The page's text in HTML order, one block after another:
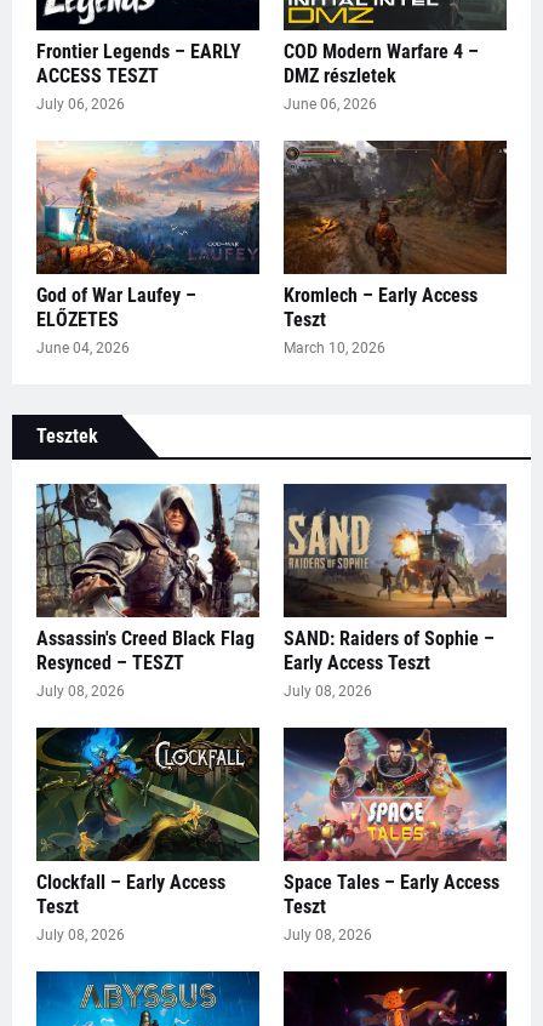
Frontier Legends – EARLY
ACCESS TESZT
July 06, 2026
COD Modern Warfare 4 –
DMZ részletek
June 06, 2026
God of War Laufey –
ELŐZETES
June 04, 2026
Kromlech – Early Access
Teszt
March 10, 2026
Tesztek
Assassin's Creed Black Flag
Resynced – TESZT
July 08, 2026
SAND: Raiders of Sophie –
Early Access Teszt
July 08, 2026
Clockfall – Early Access
Teszt
July 08, 2026
Space Tales – Early Access
Teszt
July 08, 2026